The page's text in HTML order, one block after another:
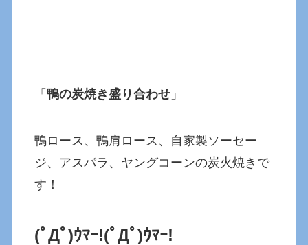
「鴨の炭焼き盛り合わせ 」
鴨ロース、鴨肩ロース、自家製ソーセー
ジ、アスパラ、ヤングコーンの炭火焼きで
す！
(ﾟДﾟ)ｳﾏｰ!(ﾟДﾟ)ｳﾏｰ!